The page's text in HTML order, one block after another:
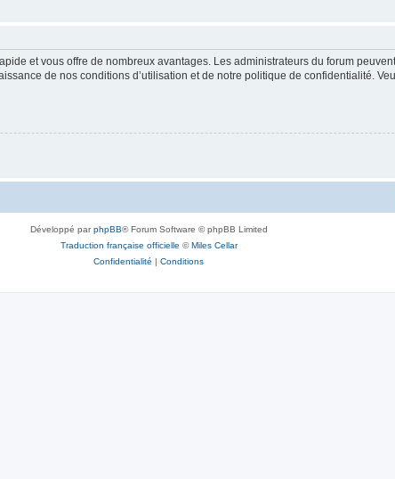
et vous offre de nombreux avantages. Les administrateurs du forum
de nos conditions d’utilisation et de notre politique de confidentialité.
Développé parphpBB® Forum Software © phpBB Limited
Traduction française officielle ©Miles Cellar
Confidentialité | Conditions